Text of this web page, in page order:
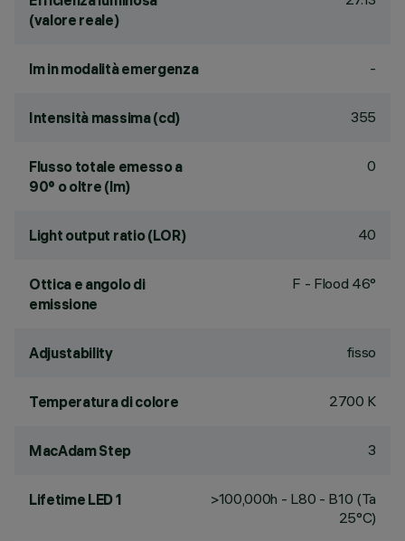
(valore reale)
lm in modalità emergenza -
Intensità massima (cd) 355
Flusso totale emesso a
90° o oltre (lm)
0
Light output ratio (LOR) 40
Ottica e angolo di
emissione
F - Flood 46°
Adjustability fisso
Temperatura di colore 2700 K
MacAdam Step 3
Lifetime LED 1
>100,000h - L80 - B10 (Ta
25°C)